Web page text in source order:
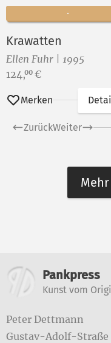
Krawatten
Ellen Fuhr | 1995
Preis:
124,00 €
Merken
ZurückWeiter
WeiterePankpress
Kunst vom
Peter Dettmann
Gustav-Adolf-Straße